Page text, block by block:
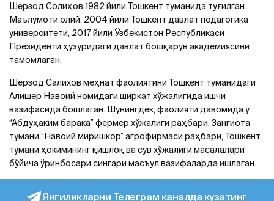
Шерзод Солиҳов 1982 йили Тошкент туманида туғилган.
Маълумоти олий. 2004 йили Тошкент давлат педагогика
университети, 2017 йили Ўзбекистон Республикаси
Президенти ҳузуридаги давлат бошқарув академиясини
тамомлаган.
Шерзод Салихов меҳнат фаолиятини Тошкент туманидаги
Алишер Навоий номидаги ширкат хўжалигида ишчи
вазифасида бошлаган. Шунингдек, фаолияти давомида у
“Абдуҳаким барака” фермер хўжалиги раҳбари, Зангиота
тумани “Навоий миришкор” агрофирмаси раҳбари, Тошкент
тумани ҳокимининг қишлоқ ва сув хўжалиги масалалари
бўйича ўринбосари сингари масъул вазифаларда ишлаган.
Янгиликларни Телеграм каналда кузатинг